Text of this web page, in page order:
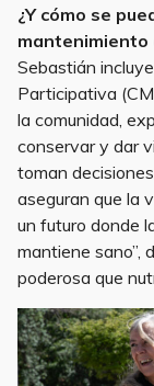
¿Y cómo se
mantenimiento
Sebastián
Participativa
la comunidad,
conservar y dar
toman
aseguran que la
un futuro donde
mantiene sano”,
poderosa que